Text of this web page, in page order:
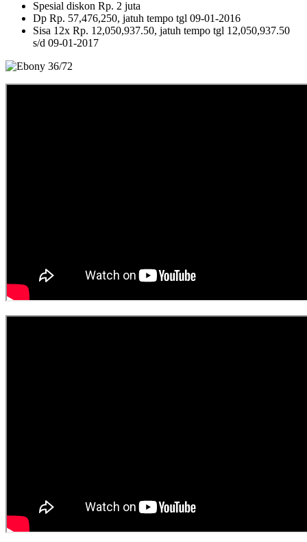
Spesial diskon Rp. 2 juta
Dp Rp. 57,476,250, jatuh tempo tgl 09-01-2016
Sisa 12x Rp. 12,050,937.50, jatuh tempo tgl 12,050,937.50
s/d 09-01-2017